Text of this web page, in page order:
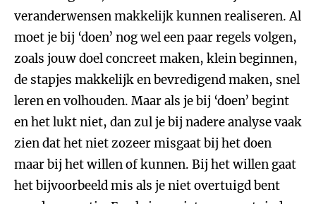
veranderwensen makkelijk kunnen realiseren. Al
moet je bij ‘doen’ nog wel een paar regels volgen,
zoals jouw doel concreet maken, klein beginnen,
de stapjes makkelijk en bevredigend maken, snel
leren en volhouden. Maar als je bij ‘doen’ begint
en het lukt niet, dan zul je bij nadere analyse vaak
zien dat het niet zozeer misgaat bij het doen
maar bij het willen of kunnen. Bij het willen gaat
het bijvoorbeeld mis als je niet overtuigd bent